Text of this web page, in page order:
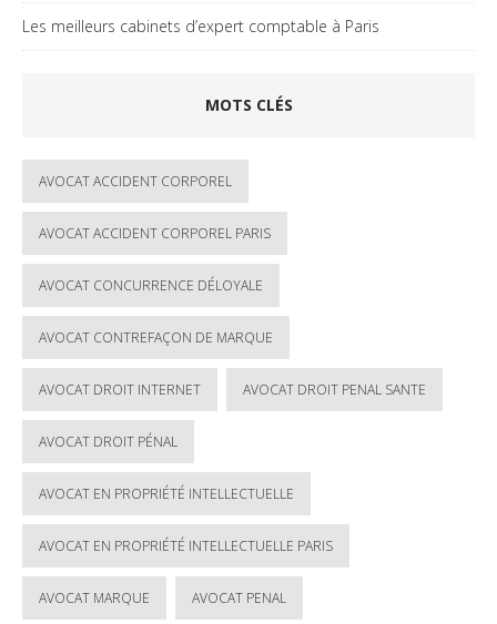
Les meilleurs cabinets d’expert comptable à Paris
MOTS CLÉS
AVOCAT ACCIDENT CORPOREL
AVOCAT ACCIDENT CORPOREL PARIS
AVOCAT CONCURRENCE DÉLOYALE
AVOCAT CONTREFAÇON DE MARQUE
AVOCAT DROIT INTERNET AVOCAT DROIT PENAL SANTE
AVOCAT DROIT PÉNAL
AVOCAT EN PROPRIÉTÉ INTELLECTUELLE
AVOCAT EN PROPRIÉTÉ INTELLECTUELLE PARIS
AVOCAT MARQUE AVOCAT PENAL